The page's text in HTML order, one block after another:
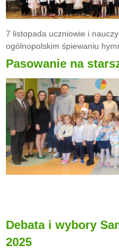
7 listopada uczniowie i
ogólnopolskim śpiewaniu
Pasowanie na
Debata i wybory
2025